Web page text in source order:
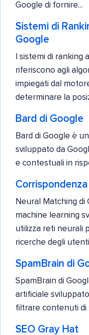
Google di fornire...
Sistemi di
Google
I sistemi di ranking
riferiscono agli
impiegati dal
determinare la
Bard di Google
Bard di Google è
sviluppato da
e contestuali in
Neural Matching di
machine learning
utilizza reti neurali
ricerche degli
SpamBrain di
SpamBrain di
artificiale
filtrare contenuti di
SEO Gray Hat